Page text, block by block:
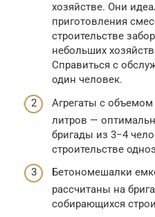
хозяйстве. Они
приготовления
строительстве
небольших
Справиться с
один человек.
Агрегаты с объемом
литров —
бригады из 3−4
строительстве
Бетономешалки
рассчитаны на
собирающихся